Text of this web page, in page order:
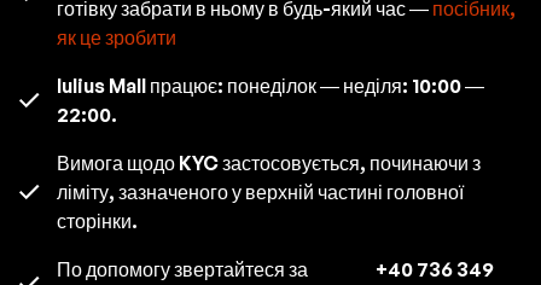
готівку забрати в ньому в будь-який час — посібник,
як це зробити
Iulius Mall працює: понеділок — неділя: 10:00 —
22:00.
Вимога щодо KYC застосовується, починаючи з
ліміту, зазначеного у верхній частині головної
сторінки.
По допомогу звертайтеся за
+40 736 349